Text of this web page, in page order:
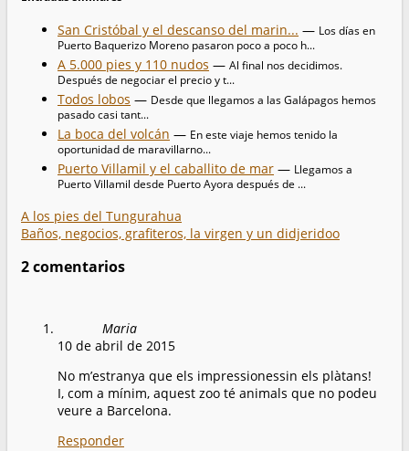
San Cristóbal y el descanso del marin... — Los días en
Puerto Baquerizo Moreno pasaron poco a poco h...
A 5.000 pies y 110 nudos — Al final nos decidimos.
Después de negociar el precio y t...
Todos lobos — Desde que llegamos a las Galápagos hemos
pasado casi tant...
La boca del volcán — En este viaje hemos tenido la
oportunidad de maravillarno...
Puerto Villamil y el caballito de mar — Llegamos a
Puerto Villamil desde Puerto Ayora después de ...
A los pies del Tungurahua
Baños, negocios, grafiteros, la virgen y un didjeridoo
2 comentarios
Maria
10 de abril de 2015
No m’estranya que els impressionessin els plàtans!
I, com a mínim, aquest zoo té animals que no podeu
veure a Barcelona.
Responder